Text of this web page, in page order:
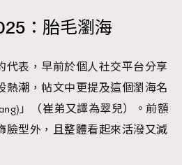
：胎毛瀏海
代表，早前於個人社交平台分享
熱潮，帖文中更提及這個瀏海名
」（崔弟又譯為翠兒）。前額
臉型外，且整體看起來活潑又減